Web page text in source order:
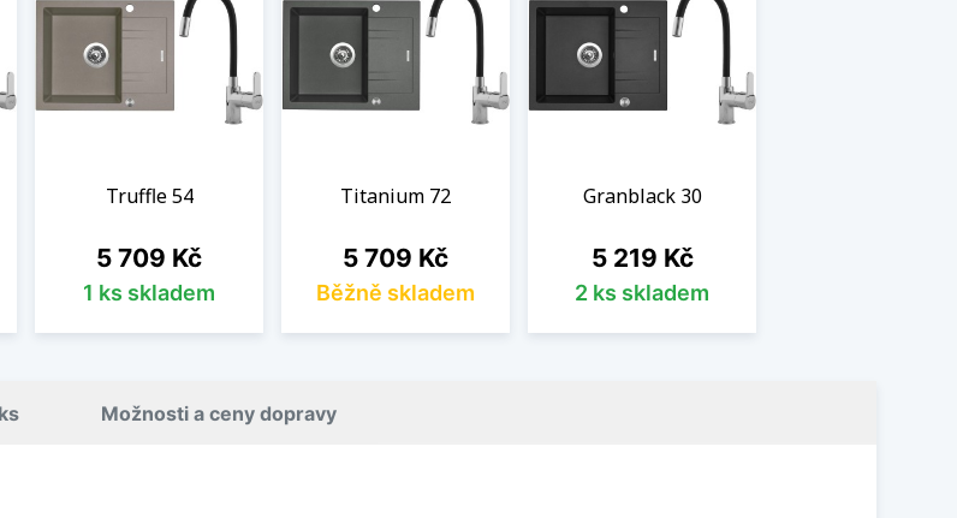
Truffle 54
Cena
5 709 Kč
1 ks skladem
Titanium 72
Cena
5 709 Kč
Běžně skladem
Granblack 30
Cena
5 219 Kč
2 ks skladem
Možnosti a ceny dopravy